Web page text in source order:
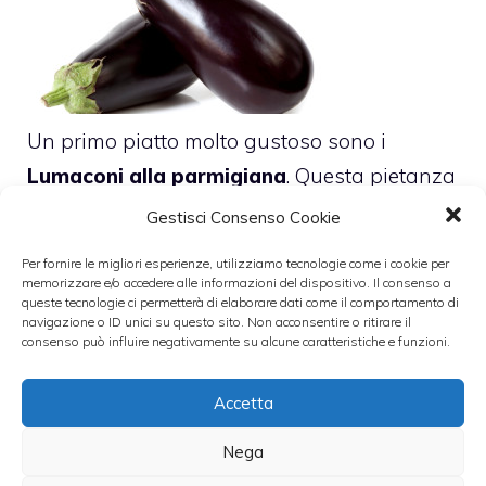
Gestisci Consenso Cookie
Per fornire le migliori esperienze, utilizziamo tecnologie come i cookie per
memorizzare e/o accedere alle informazioni del dispositivo. Il consenso a
queste tecnologie ci permetterà di elaborare dati come il comportamento di
navigazione o ID unici su questo sito. Non acconsentire o ritirare il
consenso può influire negativamente su alcune caratteristiche e funzioni.
Accetta
Nega
Un primo piatto molto gustoso sono i
Lumaconi alla parmigiana. Questa pietanza
viene realizzata utilizzando tutti ingredienti
latte) e passata di pomodoro.
La pasta presenta una doppia cottura,
prima in pentola e poi in forno.
Altre prime portate preparate con le
Melanzane ripiene di